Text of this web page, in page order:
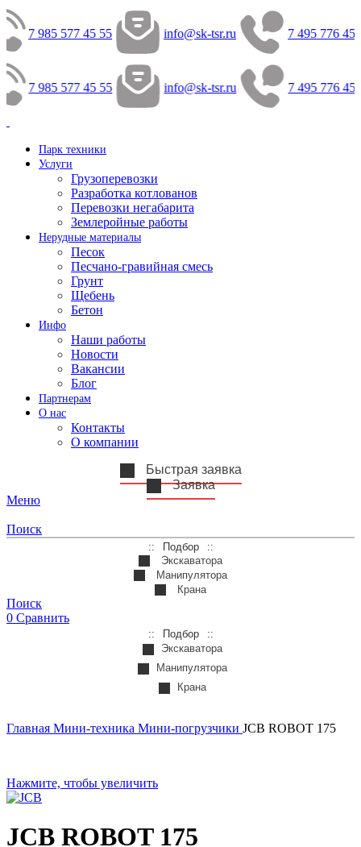
7 985 577 45 55 info@sk-tsr.ru 7 495 776 45
7 985 577 45 55 info@sk-tsr.ru 7 495 776 45
Парк техники
Услуги
Грузоперевозки
Разработка котлованов
Перевозки негабарита
Землеройные работы
Нерудные материалы
Песок
Песчано-гравийная смесь
Грунт
Щебень
Бетон
Инфо
Наши работы
Новости
Вакансии
Блог
Партнерам
О нас
Контакты
О компании
Быстрая заявка
Заявка
Меню
Поиск
Подбор
Экскаватора
Манипулятора
Крана
Поиск
0 Сравнить
Подбор
Экскаватора
Манипулятора
Крана
Главная Мини-техника Мини-погрузчики JCB ROBOT 175
Нажмите, чтобы увеличить
JCB ROBOT 175